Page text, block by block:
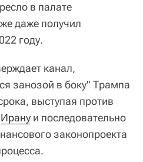
в палате
даже получил
году.
канал,
занозой в боку" Трампа
выступая против
Ирану и последовательно
законопроекта